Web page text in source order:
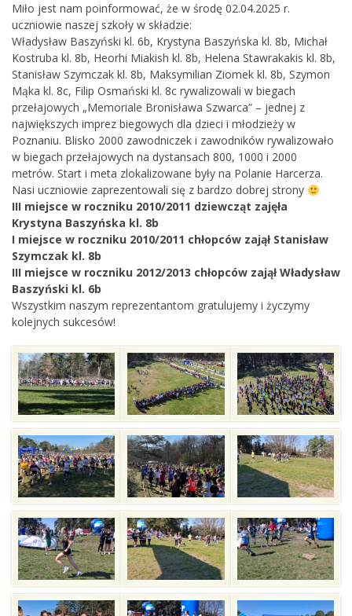
Miło jest nam poinformować, że w środę 02.04.2025 r.
uczniowie naszej szkoły w składzie:
Władysław Baszyński kl. 6b, Krystyna Baszyńska kl. 8b, Michał
Kostruba kl. 8b, Heorhi Miakish kl. 8b, Helena Stawrakakis kl. 8b,
Stanisław Szymczak kl. 8b, Maksymilian Ziomek kl. 8b, Szymon
Mąka kl. 8c, Filip Osmański kl. 8c rywalizowali w biegach
przełajowych „Memoriale Bronisława Szwarca” – jednej z
największych imprez biegowych dla dzieci i młodzieży w
Poznaniu. Blisko 2000 zawodniczek i zawodników rywalizowało
w biegach przełajowych na dystansach 800, 1000 i 2000
metrów. Start i meta zlokalizowane były na Polanie Harcerza.
Nasi uczniowie zaprezentowali się z bardzo dobrej strony
III miejsce w roczniku 2010/2011 dziewcząt zajęła
Krystyna Baszyńska kl. 8b
I miejsce w roczniku 2010/2011 chłopców zajął Stanisław
Szymczak kl. 8b
III miejsce w roczniku 2012/2013 chłopców zajął Władysław
Baszyński kl. 6b
Wszystkim naszym reprezentantom gratulujemy i życzymy
kolejnych sukcesów!